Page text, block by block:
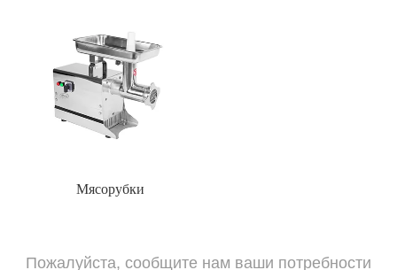
Мясорубки
Пожалуйста, сообщите нам ваши потребности